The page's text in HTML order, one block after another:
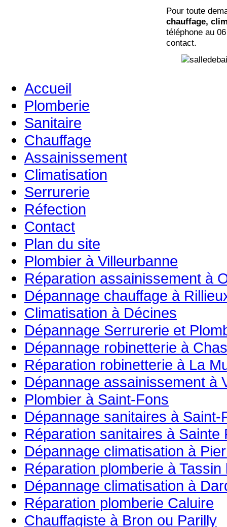
Pour toute
chauffage,
téléphone au
contact.
Accueil
Plomberie
Sanitaire
Chauffage
Assainissement
Climatisation
Serrurerie
Réfection
Contact
Plan du site
Plombier à Villeurbanne
Réparation assainissement à
Dépannage chauffage à
Climatisation à Décines
Dépannage Serrurerie et
Dépannage robinetterie à
Réparation robinetterie à La
Dépannage assainissement à
Plombier à Saint-Fons
Dépannage sanitaires à Saint-
Réparation sanitaires à Sainte
Dépannage climatisation à
Réparation plomberie à Tassin
Dépannage climatisation à
Réparation plomberie Caluire
Chauffagiste à Bron ou Parilly